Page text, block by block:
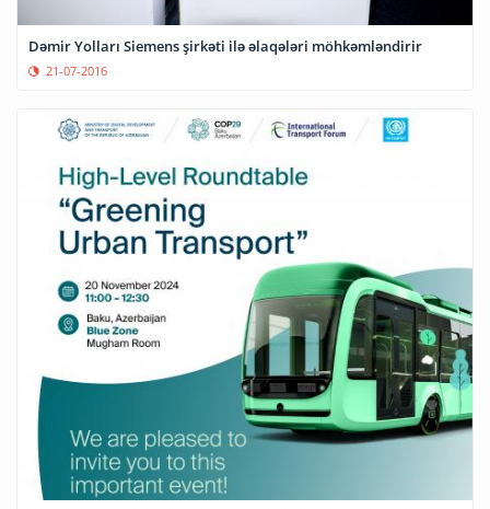
Dəmir Yolları Siemens şirkəti ilə əlaqələri möhkəmləndirir
21-07-2016